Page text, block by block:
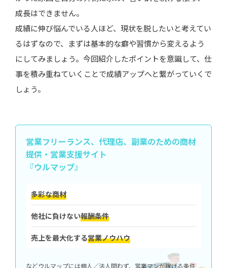
成長はできません。
成績に伸び悩んでいる人ほど、現状を脱したいと考えてい
るはずなので、まずは基本的な癖や習慣から変えるよう
にしてみましょう。今回紹介したポイントを意識して、仕
事を積み重ねていくことで成績アップへと繋がっていくで
しょう。
営業フリーランス、代理店、副業のための商材
提供・営業支援サイト
『ウルマップ』
多彩な商材
他社に負けない報酬条件
売上を最大化する営業ノウハウ
などウルマップには個人／法人問わず、営業マンが稼げる条件